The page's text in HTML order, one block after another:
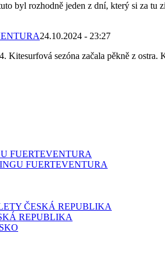
byl rozhodně jeden z dní, který si za tu
24.10.2024 - 23:27
Kitesurfová sezóna začala pěkně z
FUERTEVENTURA
FUERTEVENTURA
ČESKÁ REPUBLIKA
REPUBLIKA